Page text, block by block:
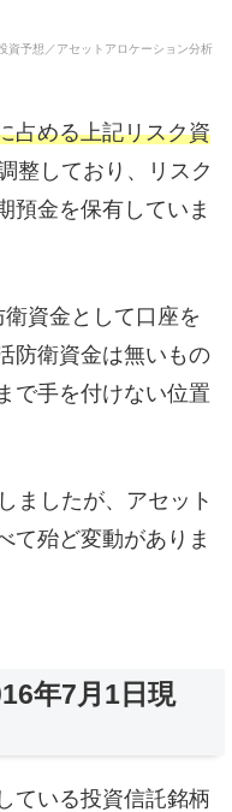
資予想／アセットアロケーション分析
占める上記リスク資
整しており、リスク
預金を保有していま
資金として口座を
防衛資金は無いもの
で手を付けない位置
ましたが、アセット
て殆ど変動がありま
年7月1日現
ている投資信託銘柄